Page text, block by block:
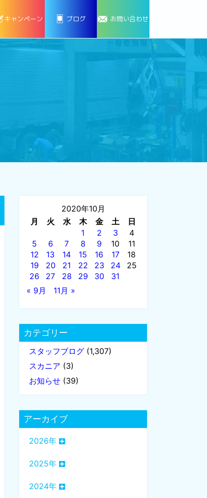
キャンペーン ブログ お問い合わせ
2020年10月
月
火 水 木 金 土
日
1
2 3
4
5
6 7 8 9 10
11
12
13 14 15 16 17
18
19
20 21 22 23 24
25
26
27 28 29 30
31
« 9月
11月 »
カテゴリー
スタッフブログ (1,307)
スカニア (3)
お知らせ (39)
アーカイブ
2026年
2025年
2024年